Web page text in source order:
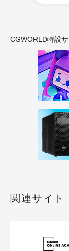
CGWORLD特設サ
関連サイト